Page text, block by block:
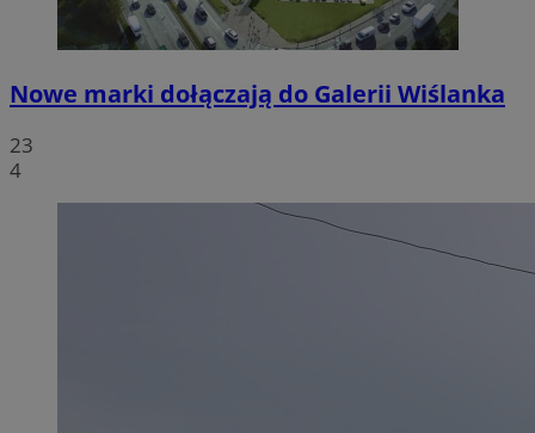
Nowe marki dołączają do Galerii Wiślanka
23
4